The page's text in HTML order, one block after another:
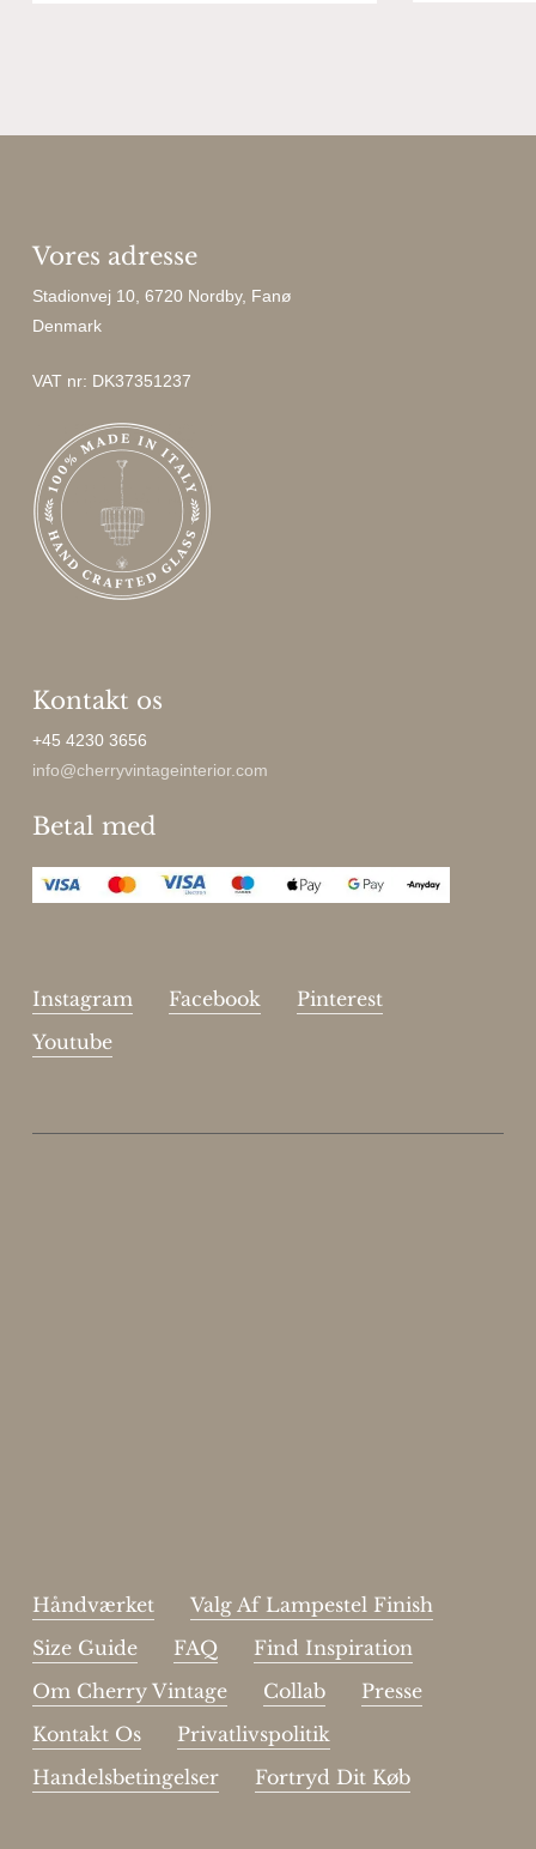
Vores adresse
Stadionvej 10, 6720 Nordby, Fanø
Denmark
VAT nr: DK37351237
Kontakt os
+45 4230 3656
info@cherryvintageinterior.com
Betal med
Instagram Facebook
Pinterest
Youtube
Håndværket
Valg Af Lampestel Finish
Size Guide
FAQ
Find Inspiration
Om Cherry Vintage
Collab
Presse
Kontakt Os
Privatlivspolitik
Handelsbetingelser
Fortryd Dit Køb